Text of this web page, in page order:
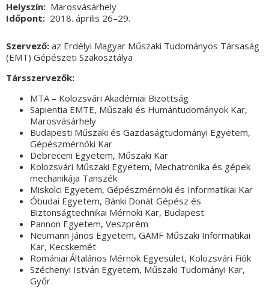
Helyszín
Marosvásárhely
Időpont
2018. április 26Vége
–29.
Szervező: az Erdélyi Magyar Műszaki Tudományos Társaság
(EMT) Gépészeti Szakosztálya
Társszervezők:
MTA – Kolozsvári Akadémiai Bizottság
Sapientia EMTE, Műszaki és Humántudományok Kar,
Marosvásárhely
Budapesti Műszaki és Gazdaságtudományi Egyetem,
Gépészmérnöki Kar
Debreceni Egyetem, Műszaki Kar
Kolozsvári Műszaki Egyetem, Mechatronika és gépek
mechanikája Tanszék
Miskolci Egyetem, Gépészmérnöki és Informatikai Kar
Óbudai Egyetem, Bánki Donát Gépész és
Biztonságtechnikai Mérnöki Kar, Budapest
Pannon Egyetem, Veszprém
Neumann János Egyetem, GAMF Műszaki Informatikai
Kar, Kecskemét
Romániai Általános Mérnök Egyesület, Kolozsvári Fiók
Széchenyi István Egyetem, Műszaki Tudományi Kar,
Győr